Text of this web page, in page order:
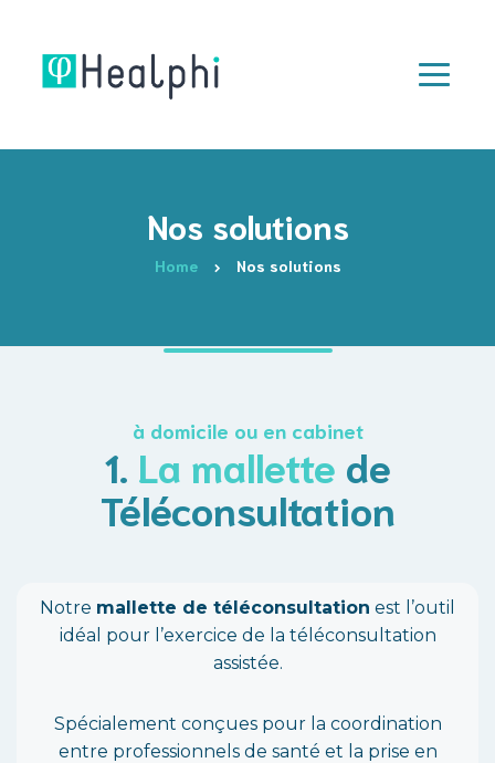
Nos solutions
Home Nos solutions
à domicile ou en cabinet
1. La mallette de
Téléconsultation
Notre mallette de téléconsultation est l’outil
idéal pour l’exercice de la téléconsultation
assistée.
Spécialement conçues pour la coordination
entre professionnels de santé et la prise en